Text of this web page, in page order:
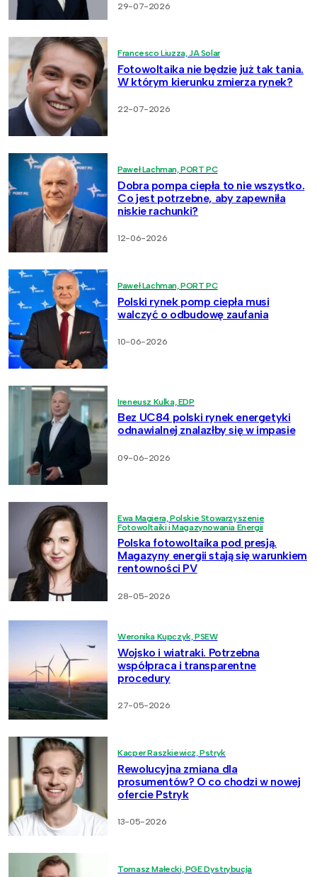
29-07-2026
Francesco Liuzza, JA Solar
Fotowoltaika nie będzie już tak tania.
W którym kierunku zmierza rynek?
22-07-2026
Paweł Lachman, PORT PC
Dobra pompa ciepła to nie wszystko.
Co jest potrzebne, aby zapewniła
niskie rachunki?
12-06-2026
Paweł Lachman, PORT PC
Polski rynek pomp ciepła musi
walczyć o odbudowę zaufania
10-06-2026
Ireneusz Kulka, EDP
Bez UC84 polski rynek energetyki
odnawialnej znalazłby się w impasie
09-06-2026
Ewa Magiera, Polskie Stowarzyszenie
Fotowoltaiki i Magazynowania Energii
Polska fotowoltaika pod presją.
Magazyny energii stają się warunkiem
rentowności PV
28-05-2026
Weronika Kupczyk, PSEW
Wojsko i wiatraki. Potrzebna
współpraca i transparentne
procedury
27-05-2026
Kacper Raszkiewicz, Pstryk
Rewolucyjna zmiana dla
prosumentów? O co chodzi w nowej
ofercie Pstryk
13-05-2026
Tomasz Małecki, PGE Dystrybucja